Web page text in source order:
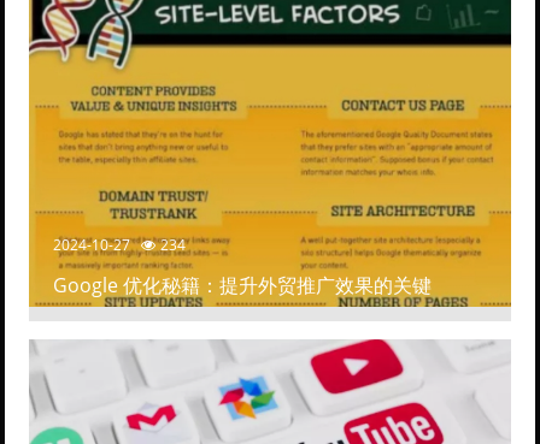
2024-10-27 234
Google 优化秘籍：提升外贸推广效果的关键